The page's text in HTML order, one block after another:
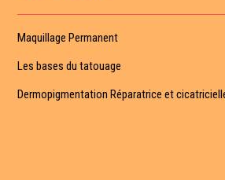
Maquillage Permanent
Les bases du tatouage
Dermopigmentation Réparatrice et